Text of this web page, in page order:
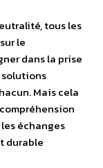
tous les
le
dans la prise
Mais cela
échanges
durable